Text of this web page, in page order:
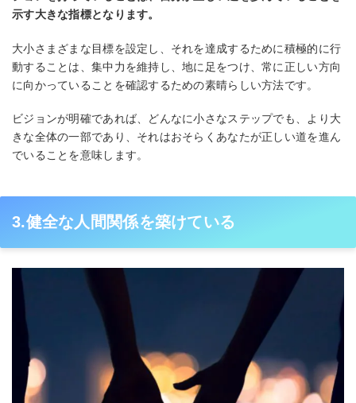
示す大きな指標となります。
大小さまざまな目標を設定し、それを達成するために積極的に行
動することは、集中力を維持し、地に足をつけ、常に正しい方向
に向かっていることを確認するための素晴らしい方法です。
ビジョンが明確であれば、どんなに小さなステップでも、より大
きな全体の一部であり、それはおそらくあなたが正しい道を進ん
でいることを意味します。
3.健全な人間関係を築けている